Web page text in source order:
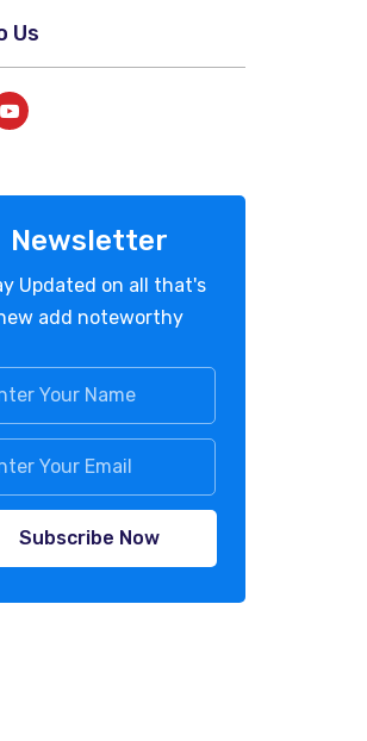
Us
Newsletter
Updated on all that's
add noteworthy
Subscribe Now